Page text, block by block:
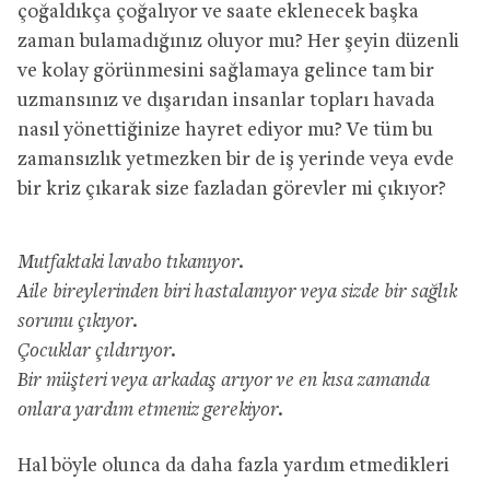
çoğaldıkça çoğalıyor ve saate eklenecek başka
zaman bulamadığınız oluyor mu? Her şeyin düzenli
ve kolay görünmesini sağlamaya gelince tam bir
uzmansınız ve dışarıdan insanlar topları havada
nasıl yönettiğinize hayret ediyor mu? Ve tüm bu
zamansızlık yetmezken bir de iş yerinde veya evde
bir kriz çıkarak size fazladan görevler mi çıkıyor?
Mutfaktaki lavabo tıkanıyor.
Aile bireylerinden biri hastalanıyor veya sizde bir sağlık
sorunu çıkıyor.
Çocuklar çıldırıyor.
Bir müşteri veya arkadaş arıyor ve en kısa zamanda
onlara yardım etmeniz gerekiyor.
Hal böyle olunca da daha fazla yardım etmedikleri